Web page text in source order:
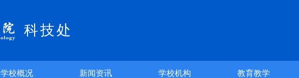
科技处
学校概况 新闻资讯 学校机构 教育教学